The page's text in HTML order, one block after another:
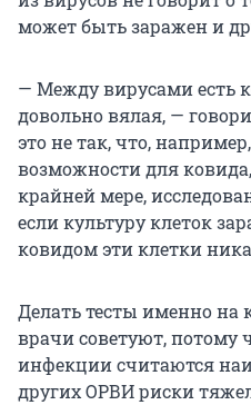
может быть заражен и
— Между вирусами есть
довольно вялая, —
это не так, что,
возможности для
крайней мере,
если культуру клеток
ковидом эти клетки
Делать тесты именно на
врачи советуют,
инфекции считаются
других ОРВИ риски